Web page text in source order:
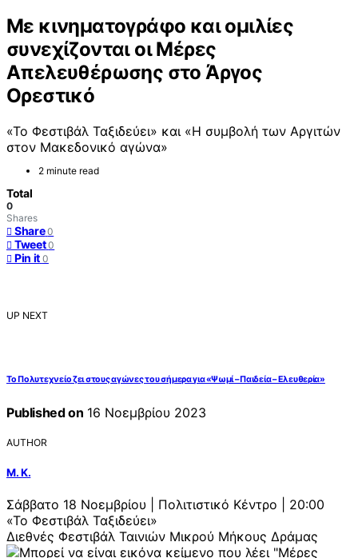
Με κινηματογράφο και ομιλίες
συνεχίζονται οι Μέρες
Απελευθέρωσης στο Άργος
Ορεστικό
«Το Φεστιβάλ Ταξιδεύει» και «Η συμβολή των Αργιτών
στον Μακεδονικό αγώνα»
2 minute read
Total
0
Shares
Share 0
Tweet 0
Pin it 0
UP NEXT
Το Πολυτεχνείο ζει στους αγώνες του σήμερα για «Ψωμί – Παιδεία – Ελευθερία»
Published on 16 Νοεμβρίου 2023
AUTHOR
Μ. Κ.
Σάββατο 18 Νοεμβρίου | Πολιτιστικό Κέντρο | 20:00
«Το Φεστιβάλ Ταξιδεύει»
Διεθνές Φεστιβάλ Ταινιών Μικρού Μήκους Δράμας